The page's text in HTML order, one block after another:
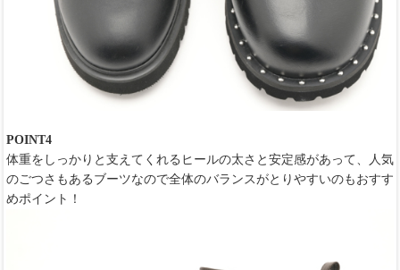
POINT4
体重をしっかりと支えてくれるヒールの太さと安定感があって、人気
のごつさもあるブーツなので全体のバランスがとりやすいのもおすす
めポイント！